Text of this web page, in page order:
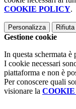
COOKIE POLICY.
Personalizza
Gestione cookie
In questa schermata
I cookie necessari
piattaforma e non è
Per conoscere quali
visionare la